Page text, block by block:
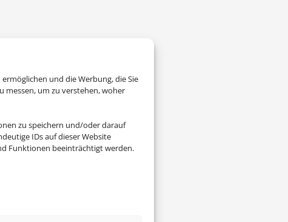
und die Werbung, die Sie
messen, um zu verstehen, woher
zu speichern und/oder darauf
IDs auf dieser Website
Funktionen beeinträchtigt werden.